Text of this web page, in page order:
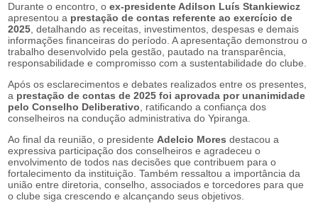
Durante o encontro, oex-presidente Adilson Luís Stankiewicz
apresentou a prestação de contas referente ao exercício de
2025, detalhando as receitas, investimentos, despesas e demais
informações financeiras do período. A apresentação demonstrou o
trabalho desenvolvido pela gestão, pautado na transparência,
responsabilidade e compromisso com a sustentabilidade do clube.
Após os esclarecimentos e debates realizados entre os presentes,
a prestação de contas de 2025 foi aprovada por unanimidade
pelo Conselho Deliberativo, ratificando a confiança dos
conselheiros na condução administrativa do Ypiranga.
Ao final da reunião, o presidenteAdelcio Mores destacou a
expressiva participação dos conselheiros e agradeceu o
envolvimento de todos nas decisões que contribuem para o
fortalecimento da instituição. Também ressaltou a importância da
união entre diretoria, conselho, associados e torcedores para que
o clube siga crescendo e alcançando seus objetivos.